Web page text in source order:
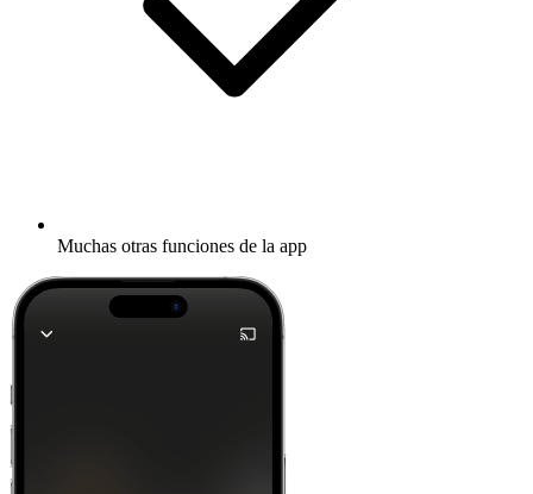
Muchas otras funciones de la app